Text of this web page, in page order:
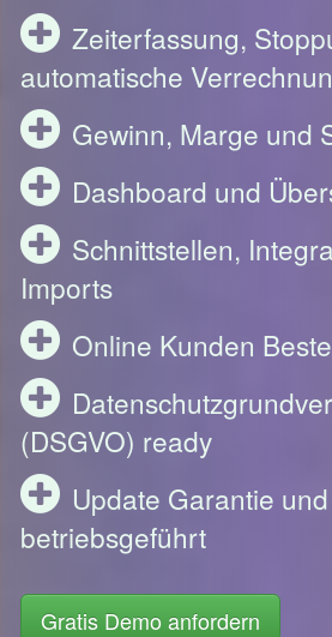
Zeiterfassung,
automatische
Gewinn, Marge und
Dashboard und
Schnittstellen,
Imports
Online Kunden
(DSGVO) ready
Update Garantie
betriebsgeführt
Gratis Demo anfordern